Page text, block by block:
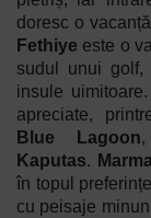
doresc o
Fethiye este o
sudul unui
insule uimitoare.
apreciate,
Blue Lagoon
Kaputas.
în topul
cu peisaje